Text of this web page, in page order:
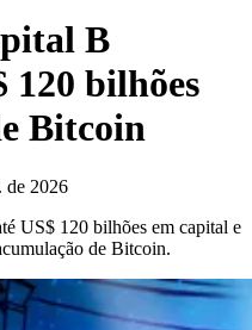
B
120 bilhões
Bitcoin
de 2026
US$ 120 bilhões em capital e
de Bitcoin.